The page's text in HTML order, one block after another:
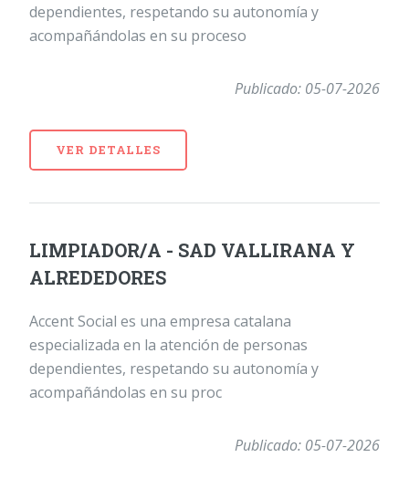
dependientes, respetando su autonomía y
acompañándolas en su proceso
Publicado: 05-07-2026
VER DETALLES
LIMPIADOR/A - SAD VALLIRANA Y
ALREDEDORES
Accent Social es una empresa catalana
especializada en la atención de personas
dependientes, respetando su autonomía y
acompañándolas en su proc
Publicado: 05-07-2026